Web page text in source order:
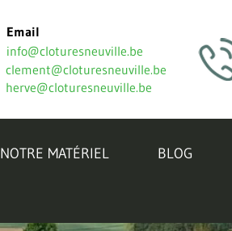
Email
info@cloturesneuville.be
clement@cloturesneuville.be
herve@cloturesneuville.be
NOTRE MATÉRIEL BLOG